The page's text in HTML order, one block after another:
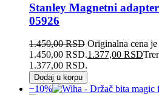
Stanley Magnetni
05926
1.450,00RSD Originalna cena
1.450,00 RSD.1.377,00 RSD
1.377,00 RSD.
Dodaj u korpu
−10%